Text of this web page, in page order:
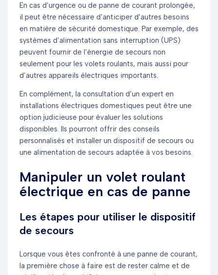
En cas d’urgence ou de panne de courant prolongée,
il peut être nécessaire d’anticiper d’autres besoins
en matière de sécurité domestique. Par exemple, des
systèmes d’alimentation sans interruption (UPS)
peuvent fournir de l’énergie de secours non
seulement pour les volets roulants, mais aussi pour
d’autres appareils électriques importants.
En complément, la consultation d’un expert en
installations électriques domestiques peut être une
option judicieuse pour évaluer les solutions
disponibles. Ils pourront offrir des conseils
personnalisés et installer un dispositif de secours ou
une alimentation de secours adaptée à vos besoins.
Manipuler un volet roulant
électrique en cas de panne
Les étapes pour utiliser le dispositif
de secours
Lorsque vous êtes confronté à une panne de courant,
la première chose à faire est de rester calme et de